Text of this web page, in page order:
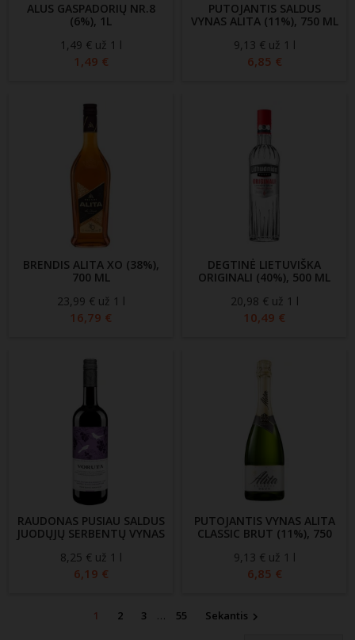
ALUS GASPADORIŲ NR.8
(6%), 1L
Kaina
1,49 € už 1 l
1,49 €
PUTOJANTIS SALDUS
VYNAS ALITA (11%), 750 ML
Kaina
9,13 € už 1 l
6,85 €
BRENDIS ALITA XO (38%),
700 ML
Kaina
23,99 € už 1 l
16,79 €
DEGTINĖ LIETUVIŠKA
ORIGINALI (40%), 500 ML
Kaina
20,98 € už 1 l
10,49 €
RAUDONAS PUSIAU SALDUS
JUODŲJŲ SERBENTŲ VYNAS
Kaina
8,25 € už 1 l
6,19 €
PUTOJANTIS VYNAS ALITA
CLASSIC BRUT (11%), 750
Kaina
9,13 € už 1 l
6,85 €
1 2 3 … 55 Sekantis 